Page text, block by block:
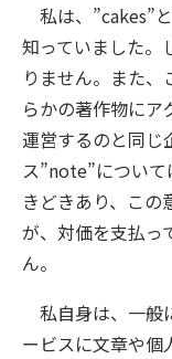
私は、”cakes”
知っていました。
りません。また
らかの著作物にア
運営するのと同じ
ス”note”につい
きどきあり、この
が、対価を支払っ
ん。
私自身は、一般
ービスに文章や個